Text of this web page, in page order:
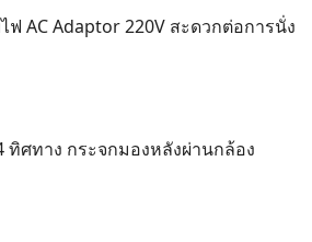
AC Adaptor 220V สะดวกต่อการนั่ง
ศทาง กระจกมองหลังผ่านกล้อง